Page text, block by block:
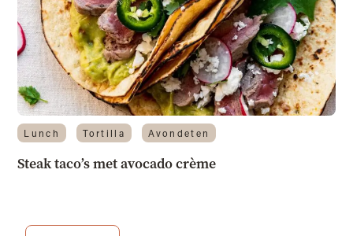
Lunch Tortilla Avondeten
Steak taco’s met avocado crème